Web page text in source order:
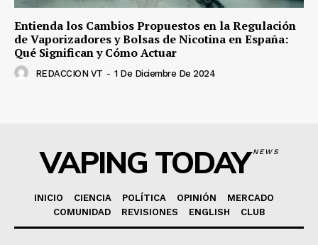
Entienda los Cambios Propuestos en la Regulación
de Vaporizadores y Bolsas de Nicotina en España:
Qué Significan y Cómo Actuar
REDACCION VT - 1 De Diciembre De 2024
VAPING TODAYNEWS
INICIO CIENCIA POLÍTICA OPINIÓN
MERCADO
COMUNIDAD
REVISIONES ENGLISH CLUB